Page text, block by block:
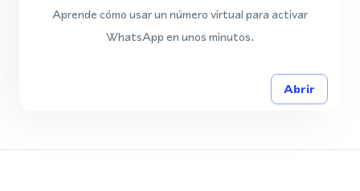
Aprende cómo usar un número virtual para activar
WhatsApp en unos minutos.
Abrir